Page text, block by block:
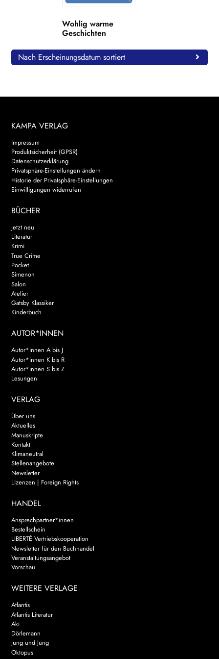
Search:
Wohlig warme
Geschichten
Nach Erscheinungsdatum sortiert
KAMPA VERLAG
Impressum
Produktsicherheit (GPSR)
Datenschutzerklärung
Privatsphäre-Einstellungen ändern
Historie der Privatsphäre-Einstellungen
Einwilligungen widerrufen
BÜCHER
Jetzt neu
Literatur
Krimi
True Crime
Pocket
Simenon
Salon
Atelier
Gatsby Klassiker
Kinderbuch
AUTOR*INNEN
Autor*innen A bis J
Autor*innen K bis R
Autor*innen S bis Z
Lesungen
VERLAG
Über uns
Aktuelles
Manuskripte
Kontakt
Klimaneutral
Stellenangebote
Newsletter
Lizenzen | Foreign Rights
HANDEL
Ansprechpartner*innen
Bestellschein
LIBERTÉ Vertriebskooperation
Newsletter für den Buchhandel
Veranstaltungsangebot
Vorschau
WEITERE VERLAGE
Atlantis
Atlantis Literatur
Aki
Dörlemann
Jung und Jung
Oktopus